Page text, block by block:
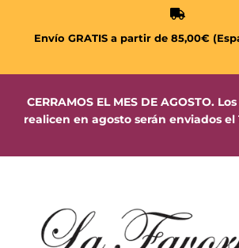
Envío GRATIS a partir de 85,00€
CERRAMOS EL MES DE AGOSTO.
realicen en agosto serán enviados